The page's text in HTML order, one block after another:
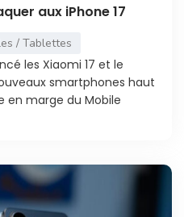
aux iPhone 17
/ Tablettes
les Xiaomi 17 et le
smartphones haut
en marge du Mobile